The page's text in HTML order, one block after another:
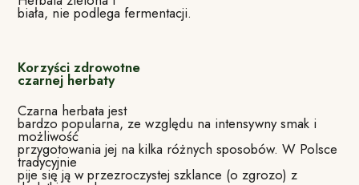
biała, nie podlega fermentacji.
Korzyści zdrowotne
czarnej herbaty
Czarna herbata jest
bardzo popularna, ze względu na intensywny smak i
możliwość
przygotowania jej na kilka różnych sposobów. W Polsce
tradycyjnie
pije się ją w przezroczystej szklance (o zgrozo) z